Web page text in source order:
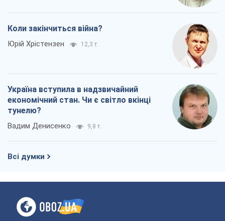
Коли закінчиться війна?
Юрій Хрістензен 12,3 т.
Україна вступила в надзвичайний
економічний стан. Чи є світло вкінці
тунелю?
Вадим Денисенко 9,8 т.
Всі думки